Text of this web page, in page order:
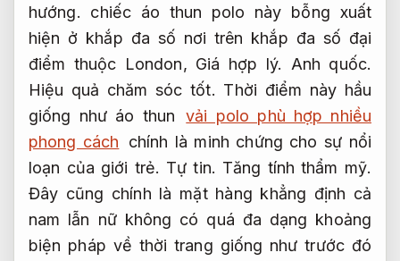
hướng. chiếc áo thun polo này bỗng xuất
hiện ở khắp đa số nơi trên khắp đa số đại
điểm thuộc London, Giá hợp lý. Anh quốc.
Hiệu quả chăm sóc tốt. Thời điểm này hầu
giống như áo thun
vải polo phù hợp nhiều
phong cách
chính là minh chứng cho sự nổi
loạn của giới trẻ. Tự tin. Tăng tính thẩm mỹ.
Đây cũng chính là mặt hàng khẳng định cả
nam lẫn nữ không có quá đa dạng khoảng
biện pháp về thời trang giống như trước đó